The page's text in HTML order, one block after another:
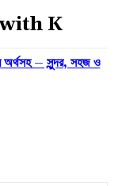
K
অর্থসহ – সুন্দর, সহজ ও